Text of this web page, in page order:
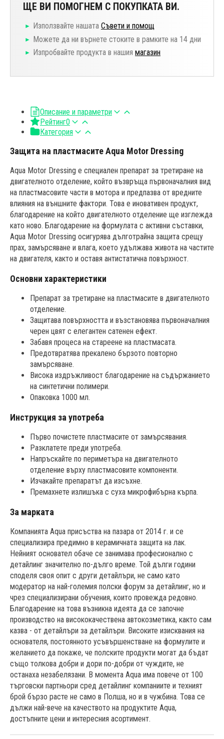
ЩЕ ВИ ПОМОГНЕМ С ПОКУПКАТА ВИ.
Използвайте нашата Съвети и помощ
Можете да ни върнете стоките в рамките на 14 дни
Изпробвайте продукта в нашия магазин
Описание и параметри
Рейтинг0
Категория
Защита на пластмасите Aqua Motor Dressing
Aqua Motor Dressing е специален препарат за третиране на
двигателното отделение, който възвръща първоначалния вид
на пластмасовите части в мотора и предпазва от вредните
влияния на външните фактори. Това е иновативен продукт,
благодарение на който двигателното отделение ще изглежда
като ново. Благодарение на формулата с активни съставки,
Aqua Motor Dressing осигурява дълготрайна защита срещу
прах, замърсяване и влага, което удължава живота на частите
на двигателя, както и оставя антистатична повърхност.
Основни характеристики
Препарат за третиране на пластмасите в двигателното
отделение.
Защитава повърхността и възстановява първоначалния
черен цвят с елегантен сатенен ефект.
Забавя процеса на стареене на пластмасата.
Предотвратява прекалено бързото повторно
замърсяване.
Висока издръжливост благодарение на съдържанието
на синтетични полимери.
Опаковка 1000 мл.
Инструкция за употреба
Първо почистете пластмасите от замърсявания.
Разклатете преди употреба.
Напръскайте по периметъра на двигателното
отделение върху пластмасовите компоненти.
Изчакайте препаратът да изсъхне.
Премахнете излишъка с суха микрофибърна кърпа.
За марката
Компанията Aqua присъства на пазара от 2014 г. и се
специализира предимно в керамичната защита на лак.
Нейният основател обаче се занимава професионално с
детайлинг значително по-дълго време. Той дълги години
споделя своя опит с други детайлъри, не само като
модератор на най-големия полски форум за детайлинг, но и
чрез специализирани обучения, които провежда редовно.
Благодарение на това възникна идеята да се започне
производство на висококачествена автокозметика, както сам
казва - от детайлъри за детайлъри. Високите изисквания на
основателя, постоянното усъвършенстване на формулите и
желанието да покаже, че полските продукти могат да бъдат
също толкова добри и дори по-добри от чуждите, не
останаха незабелязани. В момента Aqua има повече от 100
търговски партньори сред детайлинг компаниите и техният
брой бързо расте не само в Полша, но и в чужбина. Това се
дължи най-вече на качеството на продуктите Aqua,
достъпните цени и интересния асортимент.